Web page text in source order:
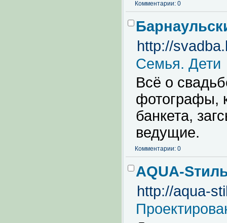
Комментарии: 0
http://
Семья. Дети
Всё о
фотографы,
банкета,
ведущие.
Комментарии: 0
AQUA-
http://aqua-